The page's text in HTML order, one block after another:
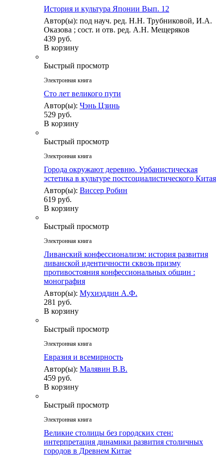
История и культура Японии Вып. 12
Автор(ы): под науч. ред. Н.Н. Трубниковой, И.А.
Оказова ; сост. и отв. ред. А.Н. Мещеряков
439 руб.
В корзину
Быстрый просмотр
Электронная книга
Сто лет великого пути
Автор(ы): Чэнь Цзинь
529 руб.
В корзину
Быстрый просмотр
Электронная книга
Города окружают деревню. Урбанистическая
эстетика в культуре постсоциалистического Китая
Автор(ы): Виссер Робин
619 руб.
В корзину
Быстрый просмотр
Электронная книга
Ливанский конфессионализм: история развития
ливанской идентичности сквозь призму
противостояния конфессиональных общин :
монография
Автор(ы): Мухиэддин А.Ф.
281 руб.
В корзину
Быстрый просмотр
Электронная книга
Евразия и всемирность
Автор(ы): Малявин В.В.
459 руб.
В корзину
Быстрый просмотр
Электронная книга
Великие столицы без городских стен:
интерпретация динамики развития столичных
городов в Древнем Китае